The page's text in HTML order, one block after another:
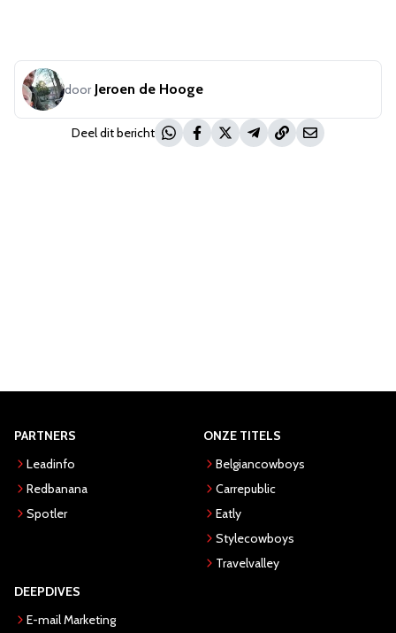
door Jeroen de Hooge
Deel dit bericht
PARTNERS
Leadinfo
Redbanana
Spotler
ONZE TITELS
Belgiancowboys
Carrepublic
Eatly
Stylecowboys
Travelvalley
DEEPDIVES
E-mail Marketing